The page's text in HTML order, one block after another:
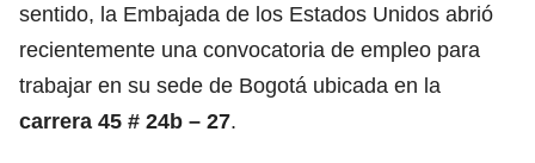
sentido, la Embajada de los Estados Unidos abrió
recientemente una convocatoria de empleo para
trabajar en su sede de Bogotá ubicada en la
carrera 45 # 24b – 27.